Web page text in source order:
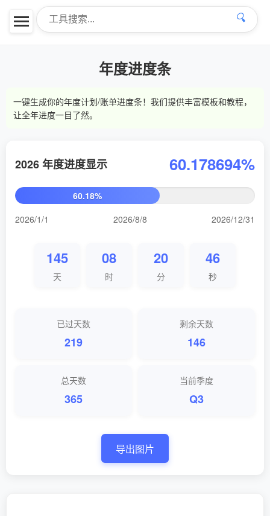
🔍
年度进度条
一键生成你的年度计划/账单进度条！我们提供丰富模板和教程，
让全年进度一目了然。
2026 年度进度显示 60.178697%
60.18%
2026/1/1
2026/8/8 2026/12/31
145
天
08
时
20
分
45
秒
已过天数
219
剩余天数
146
总天数
365
当前季度
Q3
导出图片